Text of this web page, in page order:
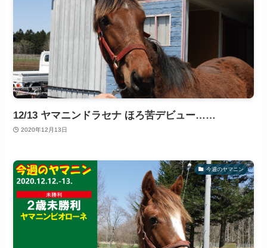
12/13 ヤマニンドラセナ ほろ苦デビュー……
2020年12月13日
今週のヤマニン